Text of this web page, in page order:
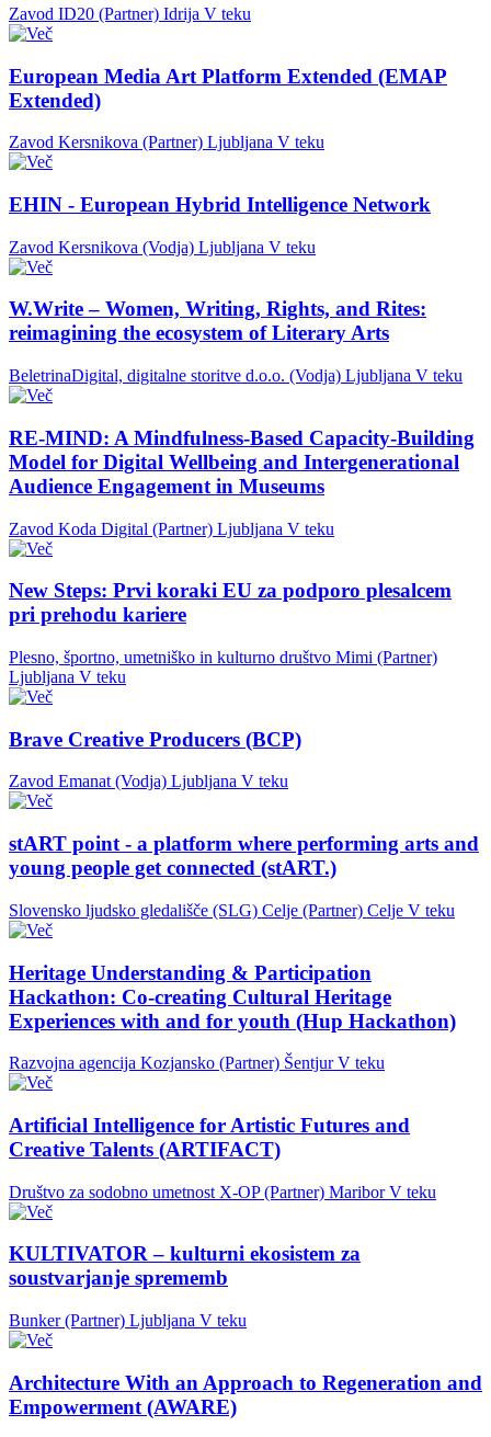
Zavod ID20 (Partner) Idrija V teku
European Media Art Platform Extended (EMAP
Extended)
Zavod Kersnikova (Partner) Ljubljana V teku
EHIN - European Hybrid Intelligence Network
Zavod Kersnikova (Vodja) Ljubljana V teku
W.Write – Women, Writing, Rights, and Rites:
reimagining the ecosystem of Literary Arts
BeletrinaDigital, digitalne storitve d.o.o. (Vodja) Ljubljana V teku
RE-MIND: A Mindfulness-Based Capacity-Building
Model for Digital Wellbeing and Intergenerational
Audience Engagement in Museums
Zavod Koda Digital (Partner) Ljubljana V teku
New Steps: Prvi koraki EU za podporo plesalcem
pri prehodu kariere
Plesno, športno, umetniško in kulturno društvo Mimi (Partner)
Ljubljana V teku
Brave Creative Producers (BCP)
Zavod Emanat (Vodja) Ljubljana V teku
stART point - a platform where performing arts and
young people get connected (stART.)
Slovensko ljudsko gledališče (SLG) Celje (Partner) Celje V teku
Heritage Understanding & Participation
Hackathon: Co-creating Cultural Heritage
Experiences with and for youth (Hup Hackathon)
Razvojna agencija Kozjansko (Partner) Šentjur V teku
Artificial Intelligence for Artistic Futures and
Creative Talents (ARTIFACT)
Društvo za sodobno umetnost X-OP (Partner) Maribor V teku
KULTIVATOR – kulturni ekosistem za
soustvarjanje sprememb
Bunker (Partner) Ljubljana V teku
Architecture With an Approach to Regeneration and
Empowerment (AWARE)